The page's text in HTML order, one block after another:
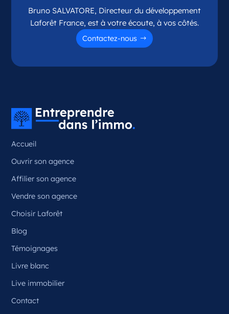
Plus d'infos
Candidater
France
Référence: 87050
Plus d'infos
Candidater
Opportunité d’ouverture à Ceyrat
Référence
Plus d'infos
Candidater
Bruno SALVATORE, Directeur du développement
Laforêt France, est à votre écoute, à vos côtés.
Contactez-nous
Accueil
Ouvrir son agence
Affilier son agence
Vendre son agence
Choisir Laforêt
Blog
Témoignages
Livre blanc
Live immobilier
Contact